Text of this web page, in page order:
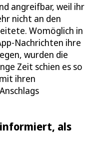
angreifbar, weil ihr
nicht an den
Womöglich in
Nachrichten ihre
wurden die
Zeit schien es so
ihren
als